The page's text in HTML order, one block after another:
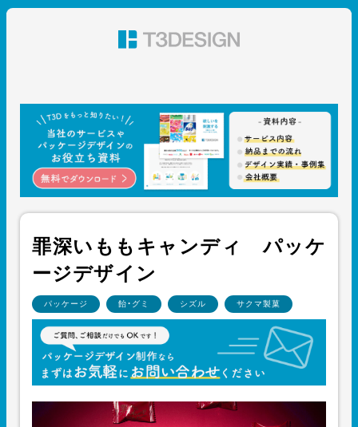
ン 株式会社T3デザイン
罪深いももキャンディ パッケ
ージデザイン
パッケージ 飴・グミ シズル サクマ製菓